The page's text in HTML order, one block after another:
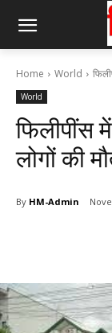
Home World
World
फिलीपींस
लोगों की
By HM-Admin